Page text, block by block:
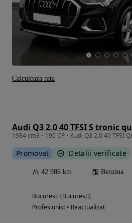
Audi Q3 2.0 40 TFSI S tronic
1984 cm3 • 190 CP • Audi Q3 2.0 40 TFSI
Promovat Detalii verificate
42 986 km Benzina
Bucuresti (Bucuresti)
Profesionist • Reactualizat
Calculeaza rata